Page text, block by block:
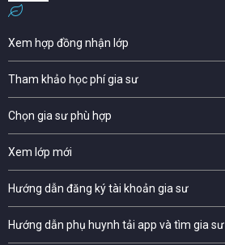
Xem hợp đồng nhận lớp
Tham khảo học phí gia sư
Chọn gia sư phù hợp
Xem lớp mới
Hướng dẫn đăng ký tài khoản gia sư
Hướng dẫn phụ huynh tải app và tìm gia sư